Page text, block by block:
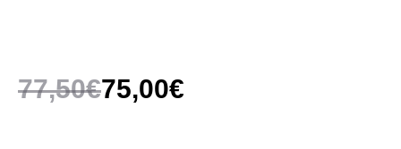
77,50€75,00€